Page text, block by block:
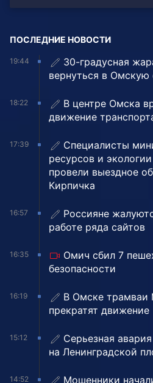
ПОСЛЕДНИЕ НОВОСТИ
19:44
30-градусная
вернуться в Омскую
18:22
В центре Омска
движение
17:39
Специалисты
ресурсов и
провели выездное
Кирпичка
16:57
Россияне
работе ряда сайтов
16:35
Омич сбил 7
безопасности
16:19
В Омске трамваи
прекратят движение
15:12
Серьезная
на Ленинградской
14:52
Мошенники